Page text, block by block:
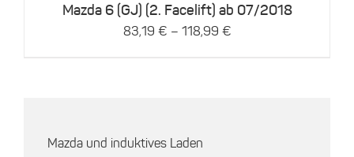
können
auf
der
Mazda 6 (GJ) (2. Facelift) ab 07/2018
83,19 € – 118,99 €
Mazda und induktives Laden